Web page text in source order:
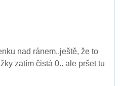
nad ránem..ještě, že to
zatím čistá 0.. ale pršet tu